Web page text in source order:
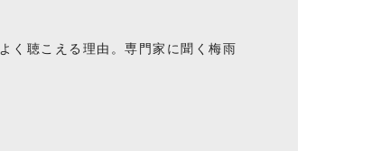
く聴こえる理由。専門家に聞く梅雨